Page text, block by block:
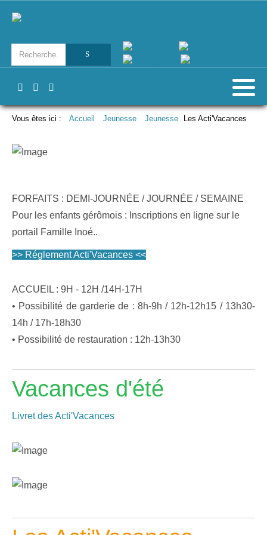
Vous êtes ici : Accueil Jeunesse Jeunesse Les Acti'Vacances
FORFAITS : DEMI-JOURNÉE / JOURNÉE / SEMAINE
Pour les enfants gérômois : Inscriptions en ligne sur le
portail Famille Inoé..
>> Réglement Acti'Vacances <<
ACCUEIL : 9H - 12H /14H-17H
• Possibilité de garderie de : 8h-9h / 12h-12h15 / 13h30-
14h / 17h-18h30
• Possibilité de restauration : 12h-13h30
Vacances d'été
Livret des Acti'Vacances